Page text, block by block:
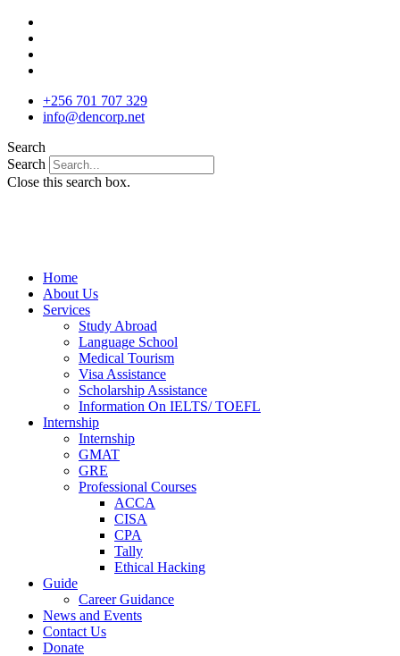
Skip
content
+256 701 707 329
info@dencorp.net
Search
Search
Close this search box.
Home
About Us
Services
Study Abroad
Language School
Medical Tourism
Visa Assistance
Scholarship Assistance
Information On IELTS/ TOEFL
Internship
Internship
GMAT
GRE
Professional Courses
ACCA
CISA
CPA
Tally
Ethical Hacking
Guide
Career Guidance
News and Events
Contact Us
Donate